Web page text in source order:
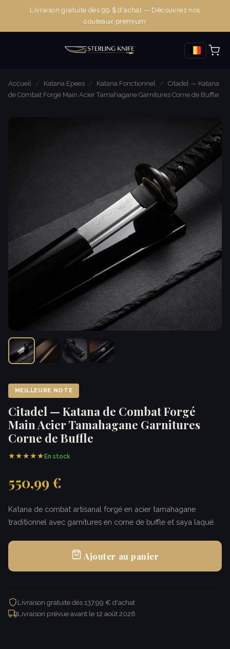
Livraison gratuite dès 99 $ d'achat — Découvrez nos
couteaux premium
Accueil / Katana Epees / Katana Fonctionnel / Citadel — Katana
de Combat Forgé Main Acier Tamahagane Garnitures Corne de Buffle
MEILLEURE NOTE
Citadel — Katana de Combat Forgé
Main Acier Tamahagane Garnitures
Corne de Buffle
★★★★★En stock
550,99 €
Katana de combat artisanal forgé en acier tamahagane
traditionnel avec garnitures en corne de buffle et saya laqué.
Ajouter au panier
Livraison gratuite dès 137,99 € d'achat
Livraison prévue avant le 12 août 2026